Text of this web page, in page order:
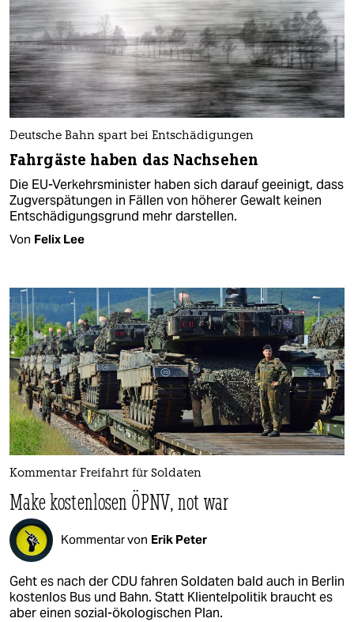
Deutsche Bahn spart bei Entschädigungen
Fahrgäste haben das Nachsehen
Die EU-Verkehrsminister haben sich darauf geeinigt, dass
Zugverspätungen in Fällen von höherer Gewalt keinen
Entschädigungsgrund mehr darstellen.
Von Felix Lee
Kommentar Freifahrt für Soldaten
Make kostenlosen ÖPNV, not war
Kommentar von Erik Peter
Geht es nach der CDU fahren Soldaten bald auch in Berlin
kostenlos Bus und Bahn. Statt Klientelpolitik braucht es
aber einen sozial-ökologischen Plan.